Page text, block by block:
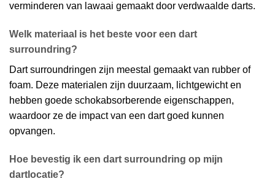
verminderen van lawaai gemaakt door verdwaalde darts.
Welk materiaal is het beste voor een dart
surroundring?
Dart surroundringen zijn meestal gemaakt van rubber of
foam. Deze materialen zijn duurzaam, lichtgewicht en
hebben goede schokabsorberende eigenschappen,
waardoor ze de impact van een dart goed kunnen
opvangen.
Hoe bevestig ik een dart surroundring op mijn
dartlocatie?